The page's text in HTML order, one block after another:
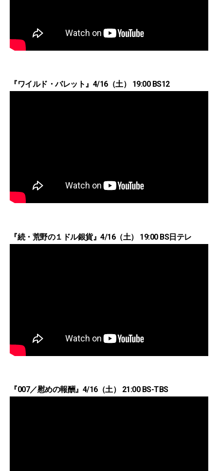
『ワイルド・バレット』4/16（土） 19:00 BS12
『続・荒野の１ドル銀貨』4/16（土） 19:00 BS日テレ
『007／慰めの報酬』4/16（土） 21:00 BS-TBS